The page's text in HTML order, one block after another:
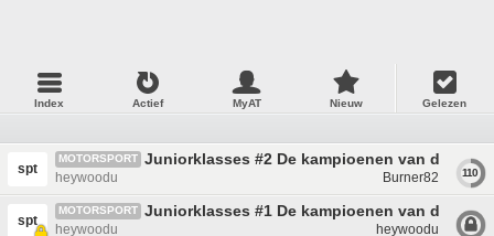
Index Actief MyAT Nieuw Gelezen
spt
MOTORSPORT Juniorklasses #2 De kampioenen van de
heywoodu Burner82 110
spt
MOTORSPORT Juniorklasses #1 De kampioenen van de
heywoodu heywoodu